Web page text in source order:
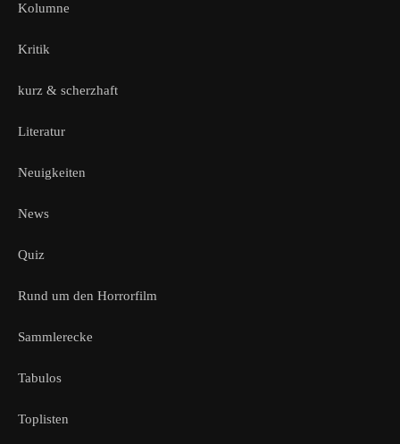
Kolumne
Kritik
kurz & scherzhaft
Literatur
Neuigkeiten
News
Quiz
Rund um den Horrorfilm
Sammlerecke
Tabulos
Toplisten